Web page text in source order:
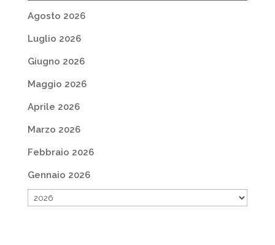
Agosto 2026
Luglio 2026
Giugno 2026
Maggio 2026
Aprile 2026
Marzo 2026
Febbraio 2026
Gennaio 2026